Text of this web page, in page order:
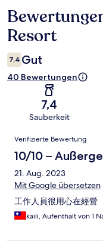
Bewertungen
Resort
7,4 Gut
40 Bewertungen
7,4
Sauberkeit
Bewertungen
Verifizierte Bewertung
10/10 –
21. Aug. 2023
Mit Google übersetzen
工作人員很用心在經營
kaili, Aufenthalt von 1